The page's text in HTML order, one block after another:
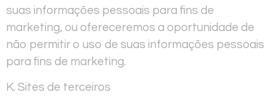
suas informações pessoais para fins de
marketing, ou ofereceremos a oportunidade de
não permitir o uso de suas informações pessoais
para fins de marketing.
K. Sites de terceiros